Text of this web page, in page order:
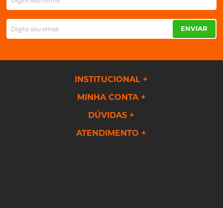
ENVIAR
INSTITUCIONAL
MINHA CONTA
DÚVIDAS
ATENDIMENTO